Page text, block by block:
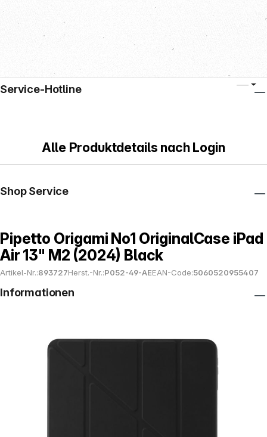
Alle Produktdetails nach Login
Pipetto Origami No1 OriginalCase iPad
Air 13" M2 (2024) Black
Artikel-Nr.:893727Herst.-Nr.:P052-49-AEEAN-Code:5060520955407
Service-Hotline
Shop Service
Informationen